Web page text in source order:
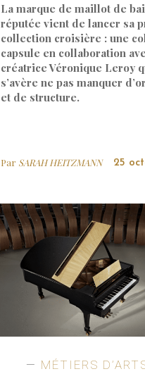
La marque de maillot de
réputée vient de lancer sa
collection croisière : une
capsule en collaboration
créatrice Véronique Leroy
s’avère ne pas manquer
et de structure.
Par SARAH HEITZMANN 25
MÉTIERS